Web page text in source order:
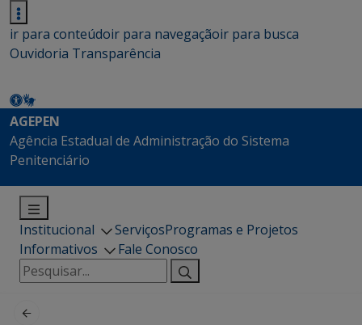
ir para conteúdoir para navegaçãoir para busca
Ouvidoria Transparência
AGEPEN
Agência Estadual de Administração do Sistema
Penitenciário
Institucional ServiçosProgramas e Projetos
Informativos
Fale Conosco
Pesquisar
por: